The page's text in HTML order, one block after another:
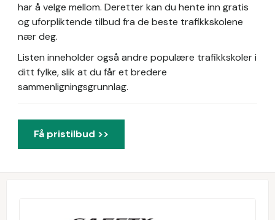
har å velge mellom. Deretter kan du hente inn gratis
og uforpliktende tilbud fra de beste trafikkskolene
nær deg.
Listen inneholder også andre populære trafikkskoler i
ditt fylke, slik at du får et bredere
sammenligningsgrunnlag.
Få pristilbud >>